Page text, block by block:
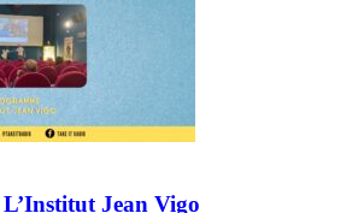
L’Institut Jean Vigo